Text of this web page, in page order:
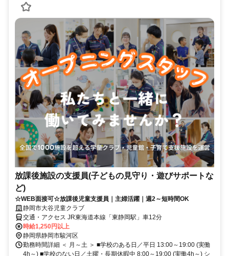
放課後施設の支援員(子どもの見守り・遊びサポートな
ど)
☆WEB面接可☆放課後児童支援員｜主婦活躍｜週2～短時間OK
静岡市大谷児童クラブ
交通・アクセス JR東海道本線「東静岡駅」車12分
時給1,250円以上
静岡県静岡市駿河区
勤務時間詳細 ＜ 月～土 ＞ ■学校のある日／平日 13:00～19:00 (実働
4h～) ■学校のない日／土曜・長期休暇中 8:00～19:00 (実働4h～) シ